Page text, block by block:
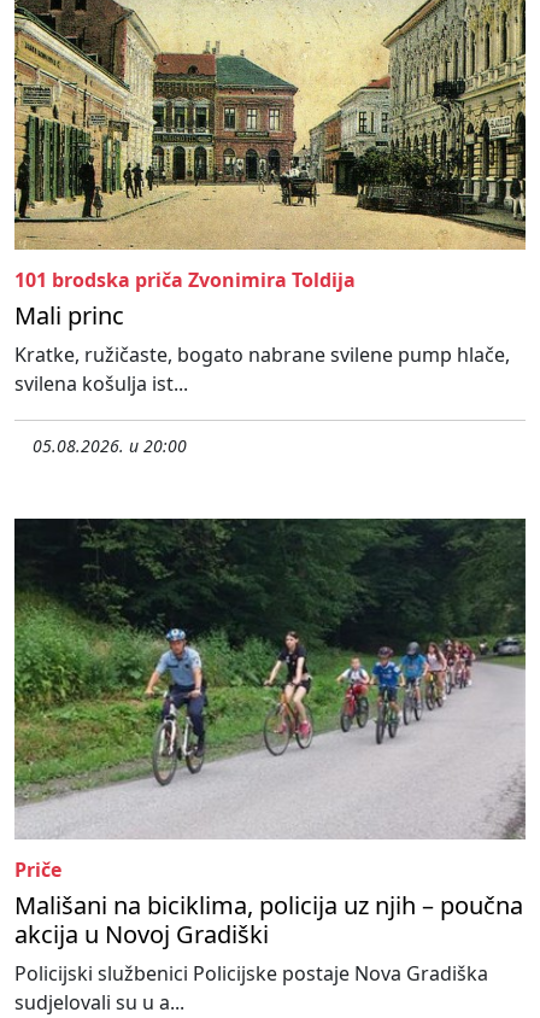
101 brodska priča Zvonimira Toldija
Mali princ
Kratke, ružičaste, bogato nabrane svilene pump hlače,
svilena košulja ist...
05.08.2026. u 20:00
Priče
Mališani na biciklima, policija uz njih – poučna
akcija u Novoj Gradiški
Policijski službenici Policijske postaje Nova Gradiška
sudjelovali su u a...